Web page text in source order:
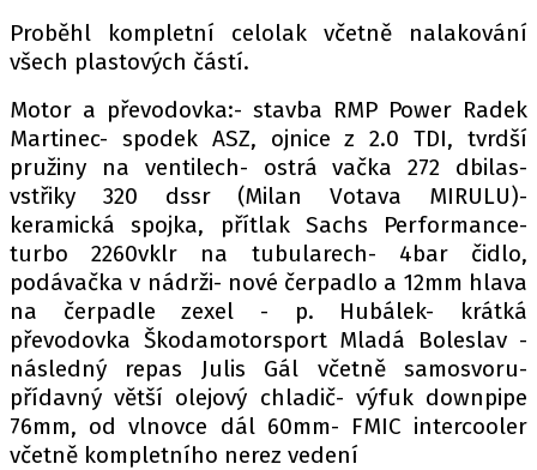
ETICKÝ KODEX
KONTAKT
VYDAVATEL
INZERCE
OSOBNÍ ÚDAJE / COOKIES
Provozovatelem serveru autoroad.cz je
INCORP MEDIA GROUP s.r.o., IČ: 118 23 054
Proběhl kompletní celolak včetně nalakování
všech plastových částí.
Motor a převodovka:- stavba RMP Power Radek
Martinec- spodek ASZ, ojnice z 2.0 TDI, tvrdší
pružiny na ventilech- ostrá vačka 272 dbilas-
vstřiky 320 dssr (Milan Votava MIRULU)-
keramická spojka, přítlak Sachs Performance-
turbo 2260vklr na tubularech- 4bar čidlo,
podávačka v nádrži- nové čerpadlo a 12mm hlava
na čerpadle zexel - p. Hubálek- krátká
převodovka Škodamotorsport Mladá Boleslav -
následný repas Julis Gál včetně samosvoru-
přídavný větší olejový chladič- výfuk downpipe
76mm, od vlnovce dál 60mm- FMIC intercooler
včetně kompletního nerez vedení